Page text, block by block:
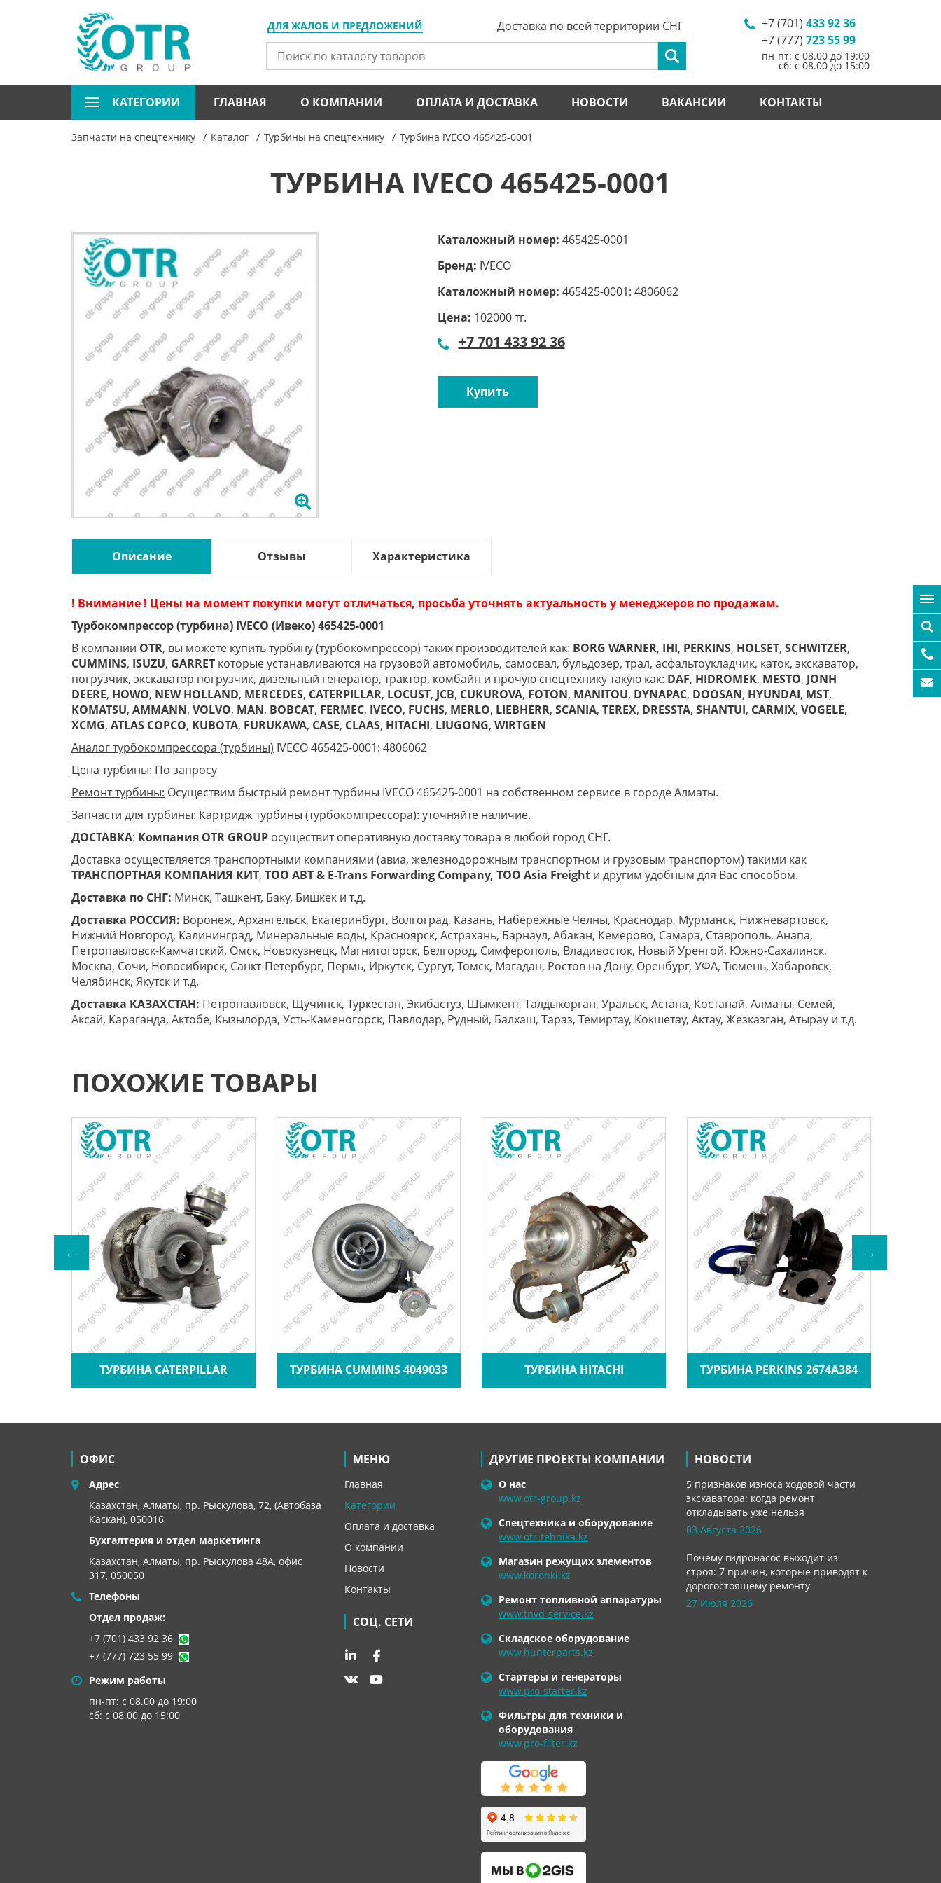
ДЛЯ ЖАЛОБ И ПРЕДЛОЖЕНИЙ +7 (701) 433 92 36
+7 (777) 723 55 99
пн-пт: с 08.00 до 19:00
сб: с 08.00 до 15:00
Доставка по всей территории СНГ
КАТЕГОРИИ ГЛАВНАЯ О КОМПАНИИ ОПЛАТА И ДОСТАВКА НОВОСТИ ВАКАНСИИ КОНТАКТЫ
Запчасти на спецтехнику Каталог Турбины на спецтехнику Турбина IVECO 465425-0001
ТУРБИНА IVECO 465425-0001
Каталожный номер: 465425-0001
Бренд: IVECO
Каталожный номер: 465425-0001: 4806062
Цена: 102000 тг.
+7 701 433 92 36
Купить
Описание Отзывы Характеристика
! Внимание ! Цены на момент покупки могут отличаться, просьба уточнять актуальность у менеджеров по продажам.
Турбокомпрессор (турбина) IVECO (Ивеко) 465425-0001
В компании OTR, вы можете купить турбину (турбокомпрессор) таких производителей как: BORG WARNER, IHI, PERKINS, HOLSET, SCHWITZER,
CUMMINS, ISUZU, GARRET которые устанавливаются на грузовой автомобиль, самосвал, бульдозер, трал, асфальтоукладчик, каток, экскаватор,
погрузчик, экскаватор погрузчик, дизельный генератор, трактор, комбайн и прочую спецтехнику такую как: DAF, HIDROMEK, MESTO, JONH
DEERE, HOWO, NEW HOLLAND, MERCEDES, CATERPILLAR, LOCUST, JCB, CUKUROVA, FOTON, MANITOU, DYNAPAC, DOOSAN, HYUNDAI, MST,
KOMATSU, AMMANN, VOLVO, MAN, BOBCAT, FERMEC, IVECO, FUCHS, MERLO, LIEBHERR, SCANIA, TEREX, DRESSTA, SHANTUI, CARMIX, VOGELE,
XCMG, ATLAS COPCO, KUBOTA, FURUKAWA, CASE, CLAAS, HITACHI, LIUGONG, WIRTGEN
Аналог турбокомпрессора (турбины) IVECO 465425-0001: 4806062
Цена турбины: По запросу
Ремонт турбины: Осуществим быстрый ремонт турбины IVECO 465425-0001 на собственном сервисе в городе Алматы.
Запчасти для турбины: Картридж турбины (турбокомпрессора): уточняйте наличие.
ДОСТАВКА: Компания OTR GROUP осуществит оперативную доставку товара в любой город СНГ.
Доставка осуществляется транспортными компаниями (авиа, железнодорожным транспортном и грузовым транспортом) такими как
ТРАНСПОРТНАЯ КОМПАНИЯ КИТ, ТОО ABT & E-Trans Forwarding Company, ТОО Asia Freight и другим удобным для Вас способом.
Доставка по СНГ: Минск, Ташкент, Баку, Бишкек и т.д.
Доставка РОССИЯ: Воронеж, Архангельск, Екатеринбург, Волгоград, Казань, Набережные Челны, Краснодар, Мурманск, Нижневартовск,
Нижний Новгород, Калининград, Минеральные воды, Красноярск, Астрахань, Барнаул, Абакан, Кемерово, Самара, Ставрополь, Анапа,
Петропавловск-Камчатский, Омск, Новокузнецк, Магнитогорск, Белгород, Симферополь, Владивосток, Новый Уренгой, Южно-Сахалинск,
Москва, Сочи, Новосибирск, Санкт-Петербург, Пермь, Иркутск, Сургут, Томск, Магадан, Ростов на Дону, Оренбург, УФА, Тюмень, Хабаровск,
Челябинск, Якутск и т.д.
Доставка КАЗАХСТАН: Петропавловск, Щучинск, Туркестан, Экибастуз, Шымкент, Талдыкорган, Уральск, Астана, Костанай, Алматы, Семей,
Аксай, Караганда, Актобе, Кызылорда, Усть-Каменогорск, Павлодар, Рудный, Балхаш, Тараз, Темиртау, Кокшетау, Актау, Жезказган, Атырау и т.д.
ПОХОЖИЕ ТОВАРЫ
ТУРБИНА CATERPILLAR ТУРБИНА CUMMINS 4049033 ТУРБИНА HITACHI ТУРБИНА PERKINS 2674A384
ОФИС
Адрес
Казахстан, Алматы, пр. Рыскулова, 72, (Автобаза
Каскан), 050016
Бухгалтерия и отдел маркетинга
Казахстан, Алматы, пр. Рыскулова 48А, офис
317, 050050
Телефоны
Отдел продаж:
+7 (701) 433 92 36
+7 (777) 723 55 99
Режим работы
пн-пт: с 08.00 до 19:00
сб: с 08.00 до 15:00
МЕНЮ
Главная
Категории
Оплата и доставка
О компании
Новости
Контакты
СОЦ. СЕТИ
ДРУГИЕ ПРОЕКТЫ КОМПАНИИ
О нас
www.otr-group.kz
Спецтехника и оборудование
www.otr-tehnika.kz
Магазин режущих элементов
www.koronki.kz
Ремонт топливной аппаратуры
www.tnvd-service.kz
Складское оборудование
www.hunterparts.kz
Стартеры и генераторы
www.pro-starter.kz
Фильтры для техники и
оборудования
www.pro-filter.kz
НОВОСТИ
5 признаков износа ходовой части
экскаватора: когда ремонт
откладывать уже нельзя
03 Августа 2026
Почему гидронасос выходит из
строя: 7 причин, которые приводят к
дорогостоящему ремонту
27 Июля 2026